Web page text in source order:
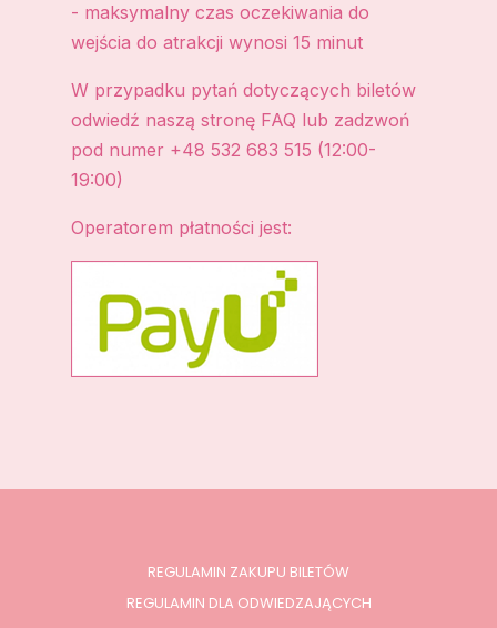
- maksymalny czas oczekiwania do
wejścia do atrakcji wynosi 15 minut
W przypadku pytań dotyczących biletów
odwiedź naszą stronę FAQ lub zadzwoń
pod numer +48 532 683 515 (12:00-
19:00)
Operatorem płatności jest:
REGULAMIN ZAKUPU BILETÓW
REGULAMIN DLA ODWIEDZAJĄCYCH